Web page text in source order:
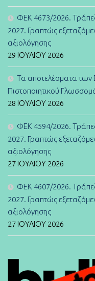
ΦΕΚ 4673/2026.
2027. Γραπτώς
αξιολόγησης
29 ΙΟΥΛΊΟΥ 2026
Τα αποτελέσματα των
Πιστοποιητικού
28 ΙΟΥΛΊΟΥ 2026
ΦΕΚ 4594/2026.
2027. Γραπτώς
αξιολόγησης
27 ΙΟΥΛΊΟΥ 2026
ΦΕΚ 4607/2026.
2027. Γραπτώς
αξιολόγησης
27 ΙΟΥΛΊΟΥ 2026